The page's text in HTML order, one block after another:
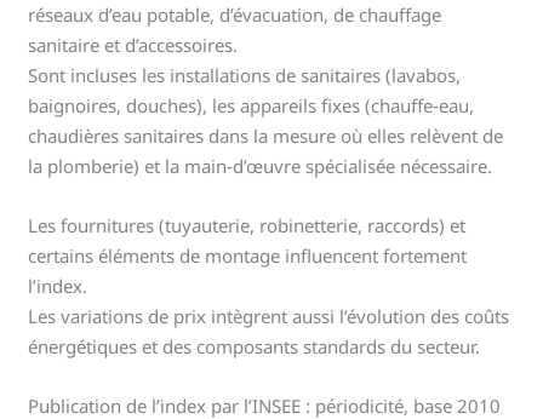
réseaux d’eau potable, d’évacuation, de chauffage
sanitaire et d’accessoires.
Sont incluses les installations de sanitaires (lavabos,
baignoires, douches), les appareils fixes (chauffe‑eau,
chaudières sanitaires dans la mesure où elles relèvent de
la plomberie) et la main‑d’œuvre spécialisée nécessaire.
Les fournitures (tuyauterie, robinetterie, raccords) et
certains éléments de montage influencent fortement
l’index.
Les variations de prix intègrent aussi l’évolution des coûts
énergétiques et des composants standards du secteur.
Publication de l’index par l’INSEE : périodicité, base 2010